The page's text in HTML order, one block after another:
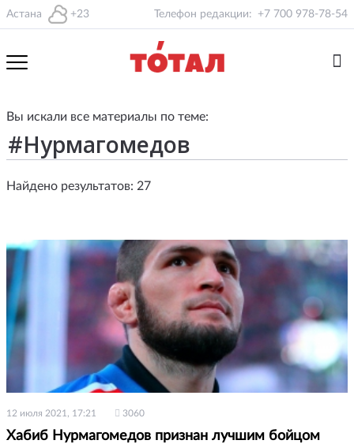
Астана +23 Телефон редакции: +7 700 978-78-54
Вы искали все материалы по теме:
Найдено результатов: 27
12 июля 2021, 17:21 3060
Хабиб Нурмагомедов признан лучшим бойцом